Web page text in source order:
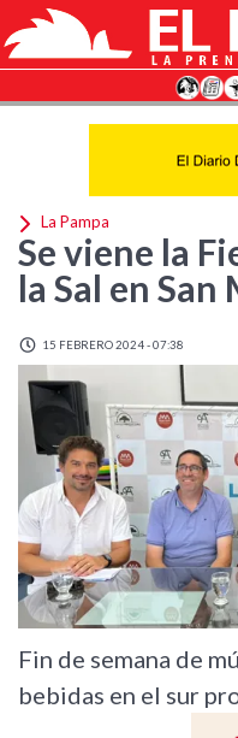
La Pampa
Se viene la
la Sal en
15 FEBRERO 2024 - 07:38
Fin de semana de
bebidas en el sur